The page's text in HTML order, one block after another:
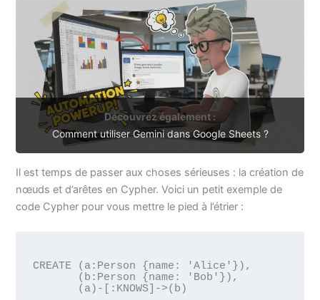
Découvrez également :
Comment utiliser Gemini dans Google Sheets ?
Il est temps de passer aux choses sérieuses : la création de
nœuds et d’arêtes en Cypher. Voici un petit exemple de
code Cypher pour vous mettre le pied à l’étrier :
CREATE (a:Person {name: 'Alice'}),